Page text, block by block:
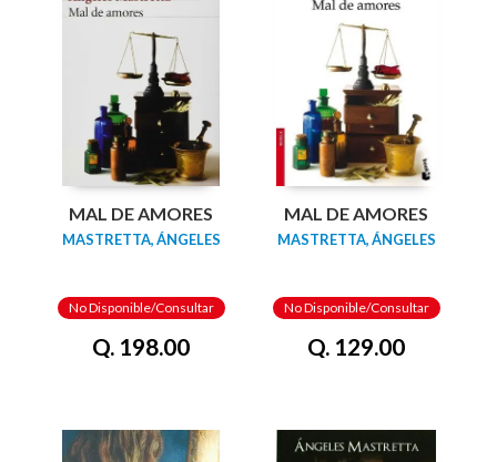
MAL DE AMORES
MASTRETTA, ÁNGELES
No Disponible/Consultar
Q. 198.00
MAL DE AMORES
MASTRETTA, ÁNGELES
No Disponible/Consultar
Q. 129.00